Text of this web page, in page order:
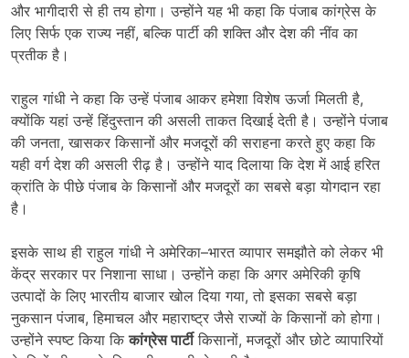
और भागीदारी से ही तय होगा। उन्होंने यह भी कहा कि पंजाब कांग्रेस के
लिए सिर्फ एक राज्य नहीं, बल्कि पार्टी की शक्ति और देश की नींव का
प्रतीक है।
राहुल गांधी ने कहा कि उन्हें पंजाब आकर हमेशा विशेष ऊर्जा मिलती है,
क्योंकि यहां उन्हें हिंदुस्तान की असली ताकत दिखाई देती है। उन्होंने पंजाब
की जनता, खासकर किसानों और मजदूरों की सराहना करते हुए कहा कि
यही वर्ग देश की असली रीढ़ है। उन्होंने याद दिलाया कि देश में आई हरित
क्रांति के पीछे पंजाब के किसानों और मजदूरों का सबसे बड़ा योगदान रहा
है।
इसके साथ ही राहुल गांधी ने अमेरिका–भारत व्यापार समझौते को लेकर भी
केंद्र सरकार पर निशाना साधा। उन्होंने कहा कि अगर अमेरिकी कृषि
उत्पादों के लिए भारतीय बाजार खोल दिया गया, तो इसका सबसे बड़ा
नुकसान पंजाब, हिमाचल और महाराष्ट्र जैसे राज्यों के किसानों को होगा।
उन्होंने स्पष्ट किया किकांग्रेस पार्टीकिसानों, मजदूरों और छोटे व्यापारियों